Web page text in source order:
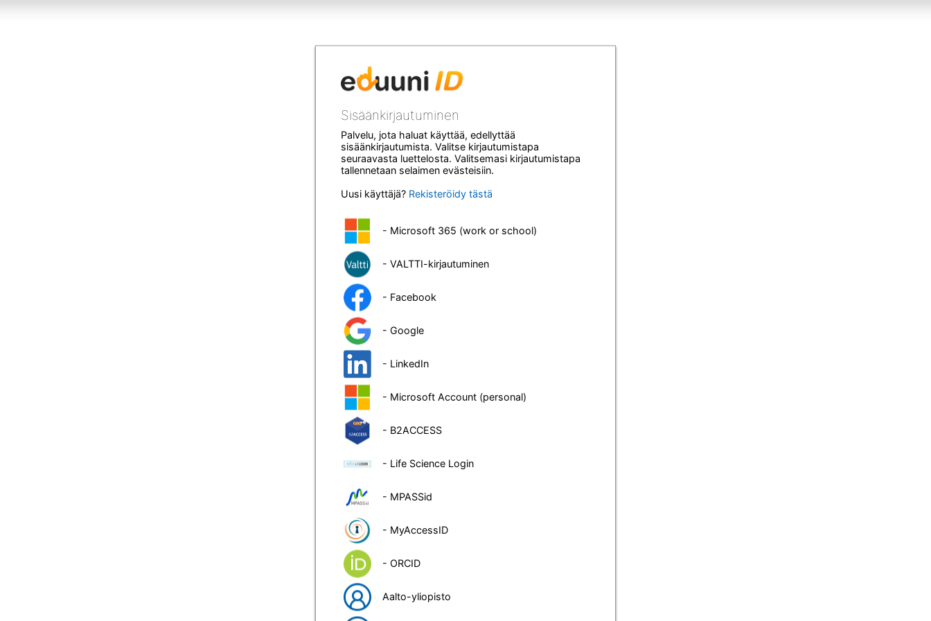
Sisäänkirjautuminen
Palvelu, jota haluat käyttää, edellyttää
sisäänkirjautumista. Valitse kirjautumistapa
seuraavasta luettelosta. Valitsemasi kirjautumistapa
tallennetaan selaimen evästeisiin.
Uusi käyttäjä? Rekisteröidy tästä
- Microsoft 365 (work or school)
- VALTTI-kirjautuminen
- Facebook
- Google
- LinkedIn
- Microsoft Account (personal)
- B2ACCESS
- Life Science Login
- MPASSid
- MyAccessID
- ORCID
Aalto-yliopisto